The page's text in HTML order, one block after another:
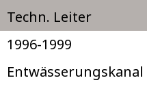
Techn. Leiter
1996-1999
Entwässerungskanal